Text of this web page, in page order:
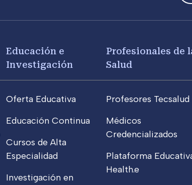
Educación e
Investigación
Oferta Educativa
Educación Continua
Cursos de Alta
Especialidad
Investigación en
Profesionales de
Salud
Profesores Tecsalud
Médicos
Credencializados
Plataforma
Health.e